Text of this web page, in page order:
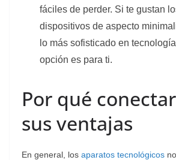
fáciles de perder. Si te gustan
dispositivos de aspecto
lo más sofisticado en
opción es para ti.
Por qué
sus ventajas
En general, los aparatos tecnológicos